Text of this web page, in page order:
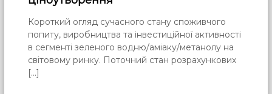
Короткий огляд сучасного стану споживчого
попиту, виробництва та інвестиційної активності
в сегменті зеленого водню/аміаку/метанолу на
світовому ринку. Поточний стан розрахункових
[…]